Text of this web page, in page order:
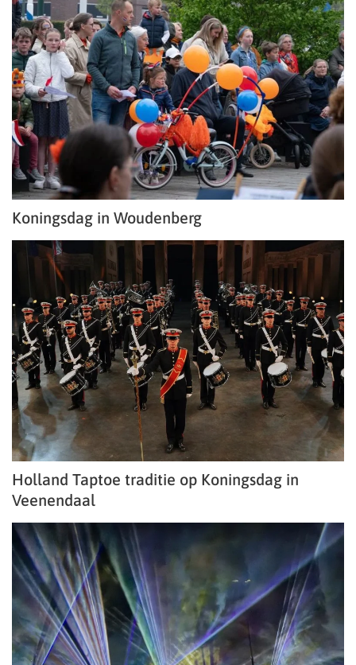
Koningsdag in Woudenberg
Holland Taptoe traditie op Koningsdag in
Veenendaal